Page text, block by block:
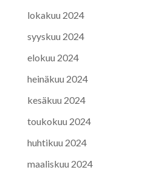
lokakuu 2024
syyskuu 2024
elokuu 2024
heinäkuu 2024
kesäkuu 2024
toukokuu 2024
huhtikuu 2024
maaliskuu 2024